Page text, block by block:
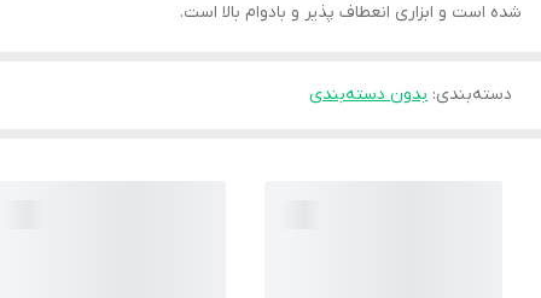
شده است و ابزاری انعطاف پذیر و بادوام بالا است.
دسته‌بندی: بدون دسته‌بندی